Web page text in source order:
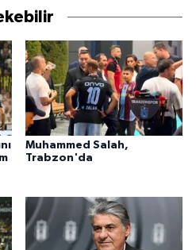
Muhammed Salah,
Trabzon'da